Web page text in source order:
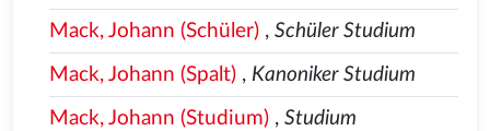
Mack, Johann (Schüler), Schüler Studium
Mack, Johann (Spalt), Kanoniker Studium
Mack, Johann (Studium), Studium